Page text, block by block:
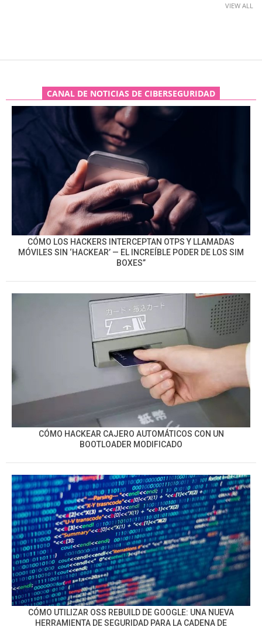
VIEW ALL
CANAL DE NOTICIAS DE CIBERSEGURIDAD
CÓMO LOS HACKERS INTERCEPTAN OTPS Y LLAMADAS
MÓVILES SIN ‘HACKEAR’ — EL INCREÍBLE PODER DE LOS SIM
BOXES”
CÓMO HACKEAR CAJERO AUTOMÁTICOS CON UN
BOOTLOADER MODIFICADO
CÓMO UTILIZAR OSS REBUILD DE GOOGLE: UNA NUEVA
HERRAMIENTA DE SEGURIDAD PARA LA CADENA DE